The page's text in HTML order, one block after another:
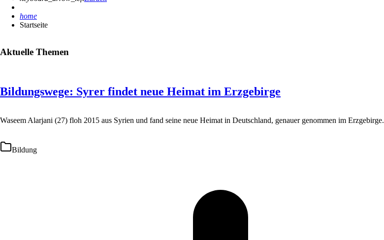
Teil 1 der zweiteiligen White Paper Reihe des Bauindustrieverbandes Ost zum Thema Nachhaltigkeit.
weiterlesen
home
Startseite
Aktuelle Themen
Bildungswege: Syrer findet neue Heimat im Erzgebirge
Waseem Alarjani (27) floh 2015 aus Syrien und fand seine neue Heimat in Deutschland, genauer genommen im Erzgebirge.
Bildung